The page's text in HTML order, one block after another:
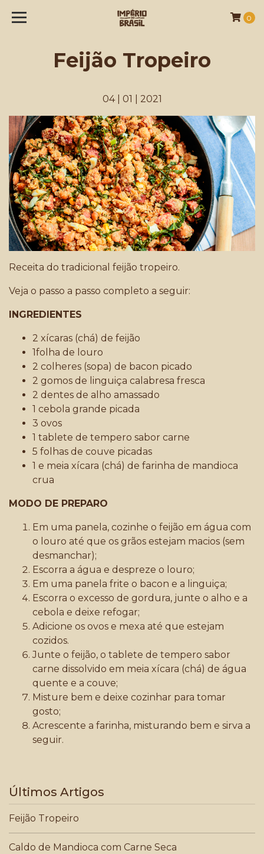
0
Feijão Tropeiro
04 | 01 | 2021
Receita do tradicional feijão tropeiro.
Veja o passo a passo completo a seguir:
INGREDIENTES
2 xícaras (chá) de feijão
1folha de louro
2 colheres (sopa) de bacon picado
2 gomos de linguiça calabresa fresca
2 dentes de alho amassado
1 cebola grande picada
3 ovos
1 tablete de tempero sabor carne
5 folhas de couve picadas
1 e meia xícara (chá) de farinha de mandioca
crua
MODO DE PREPARO
Em uma panela, cozinhe o feijão em água com
o louro até que os grãos estejam macios (sem
desmanchar);
Escorra a água e despreze o louro;
Em uma panela frite o bacon e a linguiça;
Escorra o excesso de gordura, junte o alho e a
cebola e deixe refogar;
Adicione os ovos e mexa até que estejam
cozidos.
Junte o feijão, o tablete de tempero sabor
carne dissolvido em meia xícara (chá) de água
quente e a couve;
Misture bem e deixe cozinhar para tomar
gosto;
Acrescente a farinha, misturando bem e sirva a
seguir.
Últimos Artigos
Feijão Tropeiro
Caldo de Mandioca com Carne Seca